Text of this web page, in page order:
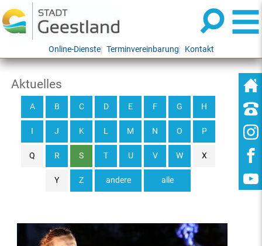
Online-Dienste Terminvereinbarung Kontakt
Aktuelles
alle
A B C D E F G H
I J K L M N O P
Q R S T U V W X
Y Z andere